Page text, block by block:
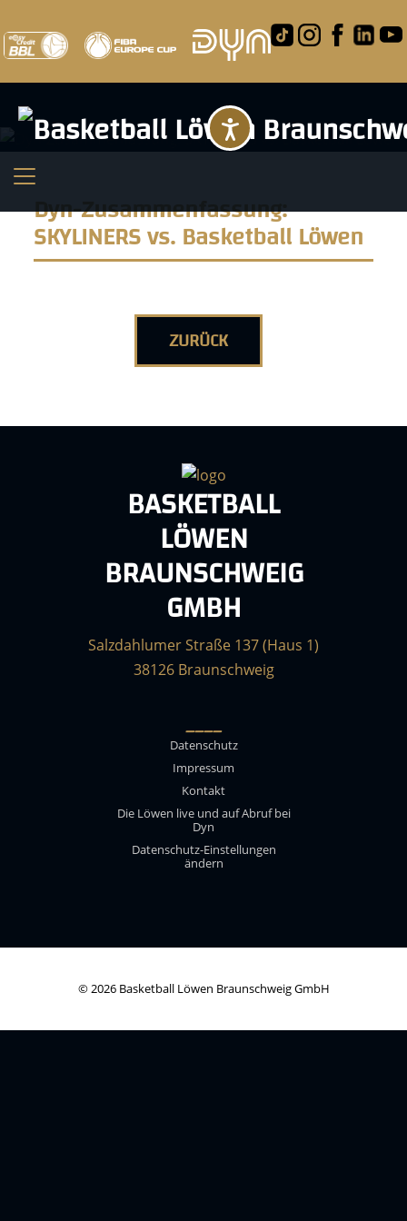
Dyn-Zusammenfassung:
SKYLINERS vs. Basketball Löwen
ZURÜCK
BASKETBALL
LÖWEN
BRAUNSCHWEIG
GMBH
Salzdahlumer Straße 137 (Haus 1)
38126 Braunschweig
____
Datenschutz
Impressum
Kontakt
Die Löwen live und auf Abruf bei
Dyn
Datenschutz-Einstellungen
ändern
© 2026 Basketball Löwen Braunschweig GmbH